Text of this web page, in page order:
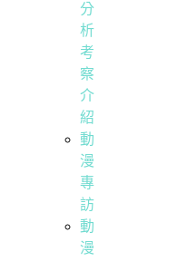
分
析
考
察
介
紹
動
漫
專
訪
動
漫